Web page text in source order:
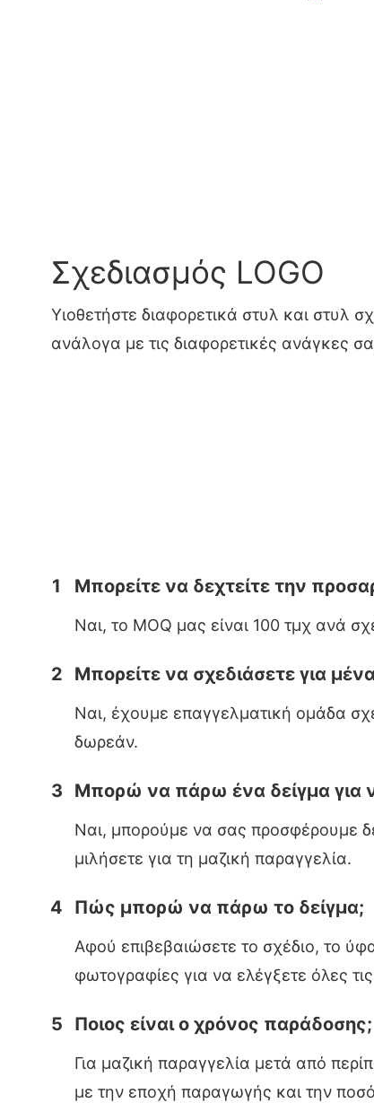
Σχεδιασμός LOGO
Υιοθετήστε διαφορετικά στυλ και στυλ
ανάλογα με τις διαφορετικές ανάγκες
1 Μπορείτε να δεχτείτε την
Ναι, το MOQ μας είναι 100 τμχ ανά
2 Μπορείτε να σχεδιάσετε για
Ναι, έχουμε επαγγελματική ομάδα
δωρεάν.
3 Μπορώ να πάρω ένα δείγμα για
Ναι, μπορούμε να σας προσφέρουμε
μιλήσετε για τη μαζική παραγγελία.
4 Πώς μπορώ να πάρω το δείγμα;
Αφού επιβεβαιώσετε το σχέδιο, το
φωτογραφίες για να ελέγξετε όλες
5 Ποιος είναι ο χρόνος παράδοσης;
Για μαζική παραγγελία μετά από
με την εποχή παραγωγής και την